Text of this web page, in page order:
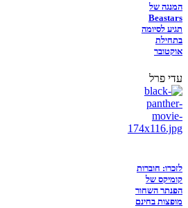
המנגה של
Beastars
תגיע לסיומה
בתחילת
אוקטובר
עדי פרל
לזכרו: חוברות
קומיקס של
הפנתר השחור
מופצות בחינם